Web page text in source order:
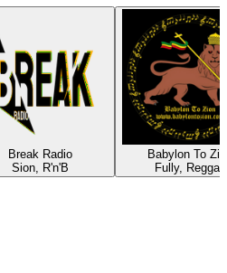
Break Radio
Sion, R'n'B
Babylon To
Fully, Reggae